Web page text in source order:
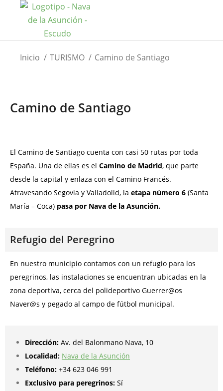
Estás aquí:
Inicio TURISMO Camino de Santiago
Camino de Santiago
El Camino de Santiago cuenta con casi 50 rutas por toda
España. Una de ellas es el Camino de Madrid, que parte
desde la capital y enlaza con el Camino Francés.
Atravesando Segovia y Valladolid, la etapa número 6 (Santa
María – Coca) pasa por Nava de la Asunción.
Refugio del Peregrino
En nuestro municipio contamos con un refugio para los
peregrinos, las instalaciones se encuentran ubicadas en la
zona deportiva, cerca del polideportivo Guerrer@os
Naver@s y pegado al campo de fútbol municipal.
Dirección: Av. del Balonmano Nava, 10
Localidad: Nava de la Asunción
Teléfono: +34 623 046 991
Exclusivo para peregrinos: Sí